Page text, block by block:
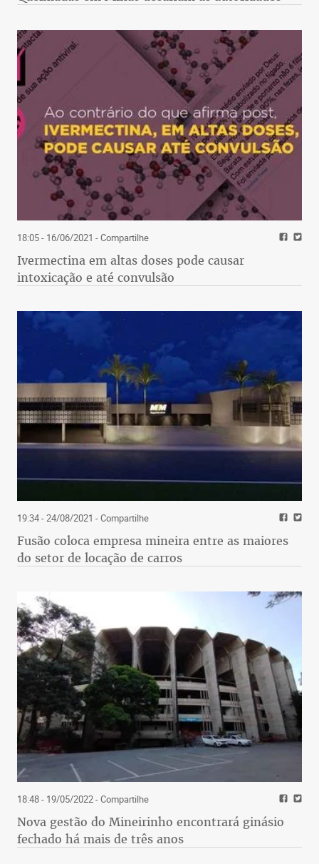
18:05 - 16/06/2021 - Compartilhe
Ivermectina em altas doses pode causar
intoxicação e até convulsão
19:34 - 24/08/2021 - Compartilhe
Fusão coloca empresa mineira entre as maiores
do setor de locação de carros
18:48 - 19/05/2022- Compartilhe
Nova gestão do Mineirinho encontrará ginásio
fechado há mais de três anos